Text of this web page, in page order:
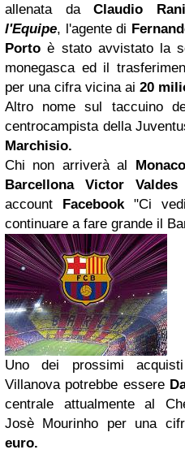
allenata da Claudio
l'Equipe, l'agente di
Portoè stato avvistato la
monegasca ed il
per una cifra vicina ai 20
Altro nome sul taccuino
centrocampista della
Marchisio.
Chi non arriverà al Monaco
Barcellona
Victor Valdes
account Facebook"Ci
continuare a fare grande il
Uno dei prossimi
Villanova potrebbe essere
centrale attualmente al
Josè Mourinho per una
euro.